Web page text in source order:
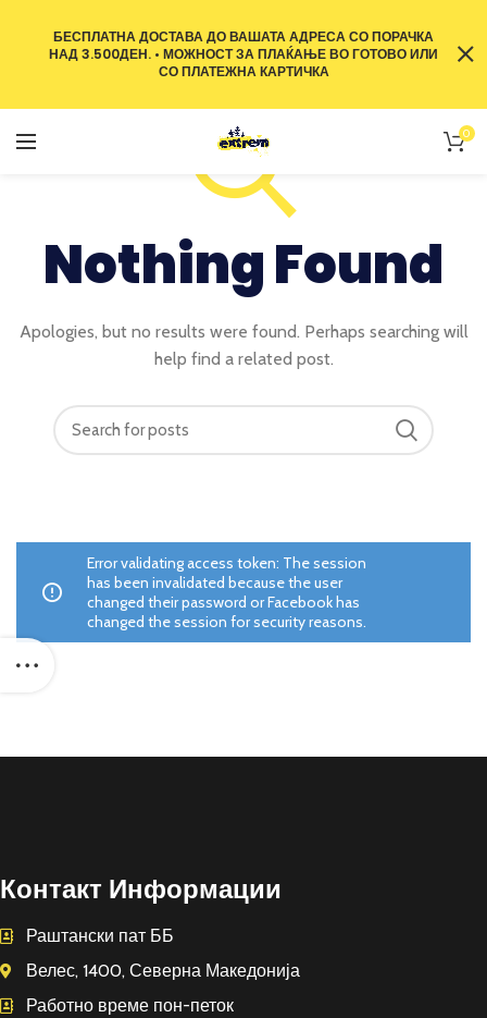
0
Nothing Found
Apologies, but no results were found. Perhaps searching will
help find a related post.
Error validating access token: The session
has been invalidated because the user
changed their password or Facebook has
changed the session for security reasons.
Контакт Информации
Раштански пат ББ
Велес, 1400, Северна Македонија
Работно време пон-петок
БЕСПЛАТНА ДОСТАВА ДО ВАШАТА АДРЕСА СО ПОРАЧКА
НАД 3.500ДЕН. • МОЖНОСТ ЗА ПЛАЌАЊЕ ВО ГОТОВО ИЛИ
СО ПЛАТЕЖНА КАРТИЧКА